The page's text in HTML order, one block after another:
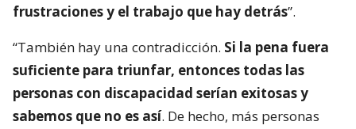
frustraciones y el trabajo que hay detrás”.
“También hay una contradicción. Si la pena fuera
suficiente para triunfar, entonces todas las
personas con discapacidad serían exitosas y
sabemos que no es así. De hecho, más personas